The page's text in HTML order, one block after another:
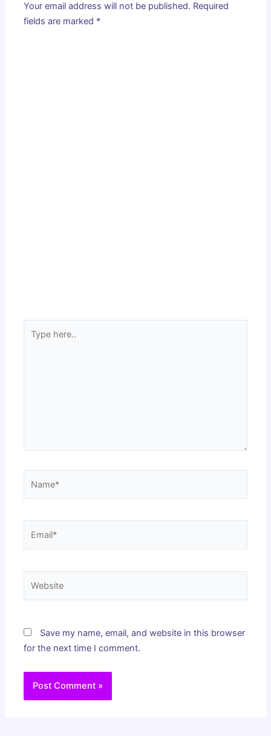
Your email address will not be published. Required
fields are marked *
here..
Save my name, email, and website in this browser
for the next time I comment.